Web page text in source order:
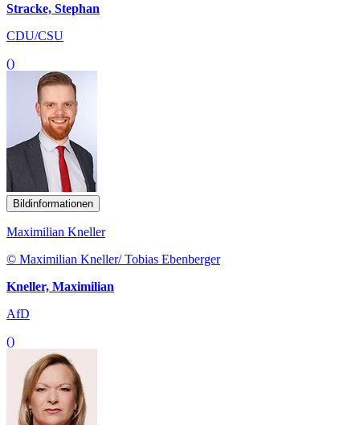
Stracke, Stephan
CDU/CSU
()
Bildinformationen
Maximilian Kneller
© Maximilian Kneller/ Tobias Ebenberger
Kneller, Maximilian
AfD
()